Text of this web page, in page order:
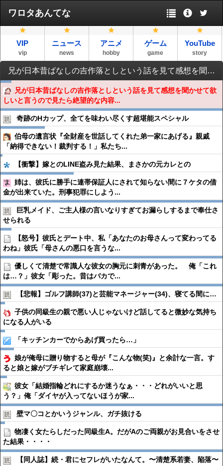
ワロタあんてな
VIP
vip
ニュース
news
アニメ
hobby
ゲーム
game
YouTube
story
兄が日本昔ばなしの吉作落としという話を見て感想を聞かせて欲しいと言うので見たら絶望的な内容で嫌な気持ちになった→ありのままの感想を兄に伝えたら…
兄が日本昔ばなしの吉作落としという話を見て感想を聞かせて欲
しいと言うので見たら絶望的な内容...
奇跡のHカップ、全てを味わい尽くす超堪能スペシャル
伯母の遺言状『全財産を世話してくれた弟一家にあげる』親戚
「納得できない！裁判する！」私たち...
【衝撃】嫁とのLINE盗み見た結果、まさかの元カレとの
姉は、彼氏に勝手に連帯保証人にされて知らない間に７ケタの借
金が出来ていた。刑事犯罪にしよう...
巨乳メイド、ご主人様の言いなりすぎてお漏らしするまで奉仕さ
せられる
【怒号】彼氏とデート中、私「あなたのお母さんって変わってる
わね」彼氏「母さんの悪口を言うな...
優しくて清楚で常識人な彼女の胸元に刺青があった。 俺「これ
は…？」彼女「彫った。昔はバカで...
【悲報】ゴルフ講師(37)と芸能マネージャー(34)、寝てる間に…
子供の同級生の親で悪い人じゃないけど話してると微妙な気持ち
になる人がいる
「キッチンカーでからあげ買ったら…」
娘が俺母に贈り物すると母が『こんな物(笑)』と余計な一言。す
ると娘と嫁がブチギレて家庭崩壊...
彼女「結婚指輪どれにするか迷うなぁ・・・どれがいいと思
う？」俺「ダイヤが入ってないほうが家...
壁マ〇コとかいうジャンル、ガチ抜ける
物凄く女たらしだった同級生A。だがAのご両親がお見合いをさせ
た結果・・・・
【同人誌】続・君にセフレがいたなんて。〜清楚系若妻、陥落〜